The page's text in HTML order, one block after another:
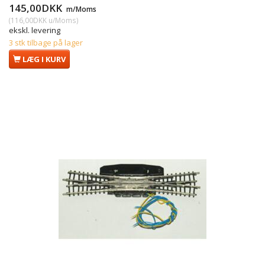
145,00DKK m/Moms
(116,00DKK u/Moms)
ekskl. levering
3 stk tilbage på lager
LÆG I KURV